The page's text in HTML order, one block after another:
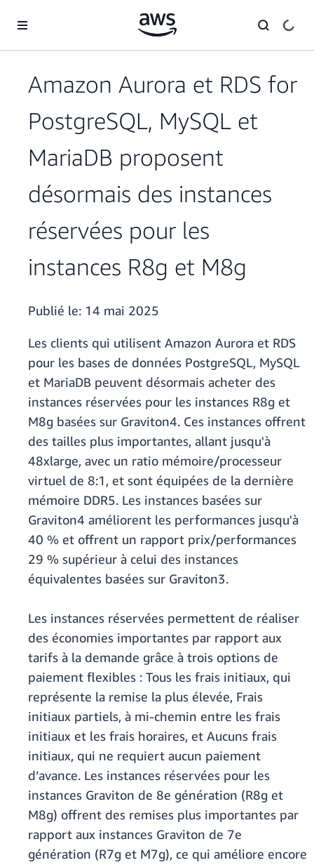
Amazon Aurora et RDS for
PostgreSQL, MySQL et
MariaDB proposent
désormais des instances
réservées pour les
instances R8g et M8g
Publié le: 14 mai 2025
Les clients qui utilisent Amazon Aurora et RDS
pour les bases de données PostgreSQL, MySQL
et MariaDB peuvent désormais acheter des
instances réservées pour les instances R8g et
M8g basées sur Graviton4. Ces instances offrent
des tailles plus importantes, allant jusqu'à
48xlarge, avec un ratio mémoire/processeur
virtuel de 8:1, et sont équipées de la dernière
mémoire DDR5. Les instances basées sur
Graviton4 améliorent les performances jusqu'à
40 % et offrent un rapport prix/performances
29 % supérieur à celui des instances
équivalentes basées sur Graviton3.
Les instances réservées permettent de réaliser
des économies importantes par rapport aux
tarifs à la demande grâce à trois options de
paiement flexibles : Tous les frais initiaux, qui
représente la remise la plus élevée, Frais
initiaux partiels, à mi-chemin entre les frais
initiaux et les frais horaires, et Aucuns frais
initiaux, qui ne requiert aucun paiement
d’avance. Les instances réservées pour les
instances Graviton de 8e génération (R8g et
M8g) offrent des remises plus importantes par
rapport aux instances Graviton de 7e
génération (R7g et M7g), ce qui améliore encore